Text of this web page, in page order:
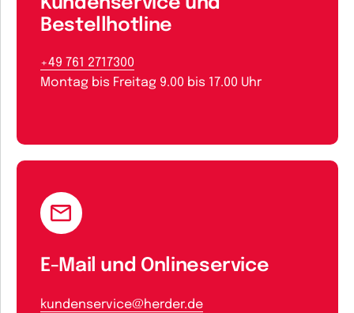
Bestellhotline
+49 761 2717300
Montag bis Freitag 9.00 bis 17.00 Uhr
E-Mail und Onlineservice
kundenservice@herder.de